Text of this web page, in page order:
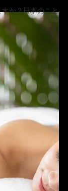
か？日本のこと